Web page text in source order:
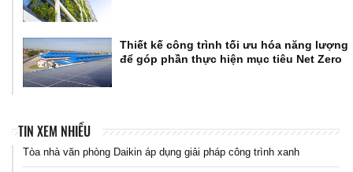
Thiết kế công trình tối ưu hóa năng lượng
để góp phần thực hiện mục tiêu Net Zero
TIN XEM NHIỀU
Tòa nhà văn phòng Daikin áp dụng giải pháp công trình xanh